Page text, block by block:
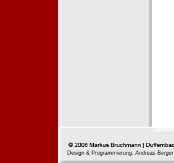
Design & Programmierung: Andreas Berger